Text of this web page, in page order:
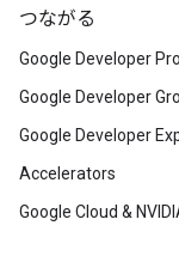
つながる
Google Developer
Google Developer
Google Developer
Accelerators
Google Cloud &